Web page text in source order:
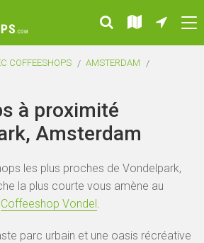
COFFEESHOPS
AMSTERDAM
à proximité
Amsterdam
les plus proches de Vondelpark,
la plus courte vous amène au
Coffeeshop Vondel.
parc urbain et une oasis récréative